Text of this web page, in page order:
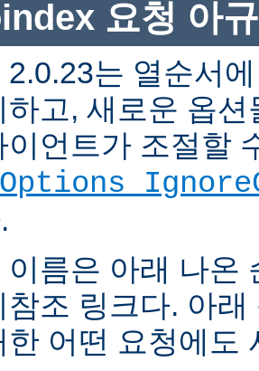
요청 아
2.0.23는 열순서
하고, 새로운 옵
이언트가 조절할
이름은 아래 나온
참조 링크다. 아
한 어떤 요청에도